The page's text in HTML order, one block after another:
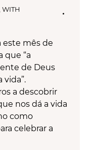
WITH
este mês de
que “a
de Deus
vida”.
a descobrir
nos dá a vida
como
celebrar a